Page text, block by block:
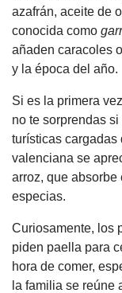
azafrán, aceite de
conocida como
añaden caracoles
y la época del año.
Si es la primera
no te sorprendas
turísticas cargadas
valenciana se
arroz, que absorbe
especias.
Curiosamente, los
piden paella para
hora de comer,
la familia se reúne